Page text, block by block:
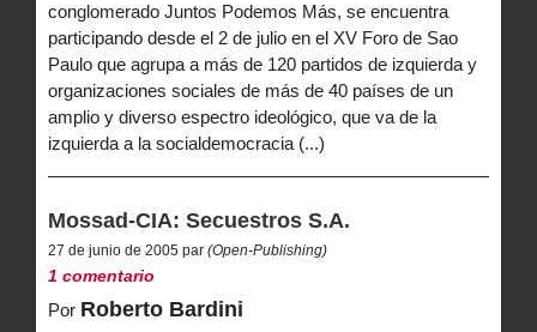
conglomerado Juntos Podemos Más, se encuentra
participando desde el 2 de julio en el XV Foro de Sao
Paulo que agrupa a más de 120 partidos de izquierda y
organizaciones sociales de más de 40 países de un
amplio y diverso espectro ideológico, que va de la
izquierda a la socialdemocracia (...)
Mossad-CIA: Secuestros S.A.
27 de junio de 2005 par (Open-Publishing)
1 comentario
Por Roberto Bardini